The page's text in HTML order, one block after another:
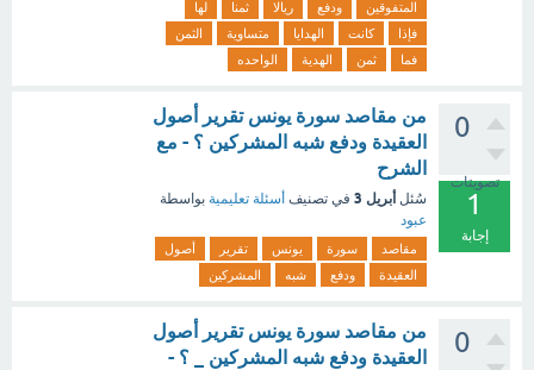
المتفوقين
ودفع ريالا ثمنا
لها
فإذا
كانت الهدايا متساوية
الثمن
فما
ثمن الهدية الواحده
0
تصويتات
1
إجابة
من مقاصد سورة يونس تقرير أصول
العقيدة ودفع شبه المشركين ؟ - مع
الشرح
سُئل أبريل 3 في تصنيف أسئلة تعليمية بواسطة
عبود
مقاصد سورة يونس تقرير
أصول
العقيدة
ودفع شبه المشركين
0
من مقاصد سورة يونس تقرير أصول
العقيدة ودفع شبه المشركين _ ؟ -